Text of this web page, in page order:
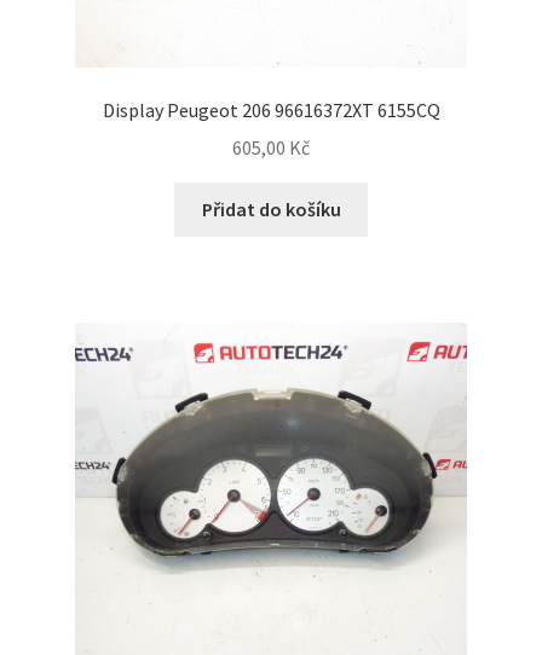
Display Peugeot 206 96616372XT 6155CQ
605,00 Kč
Přidat do košíku